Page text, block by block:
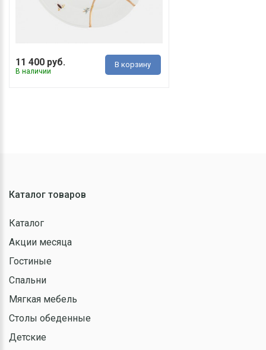
11 400 руб.
В наличии
В корзину
Каталог товаров
Каталог
Акции месяца
Гостиные
Спальни
Мягкая мебель
Столы обеденные
Детские